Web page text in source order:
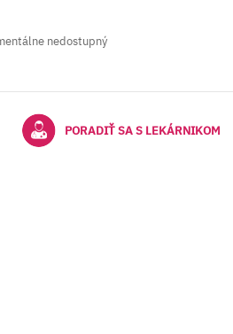
nedostupný
PORADIŤ SA S LEKÁRNIKOM